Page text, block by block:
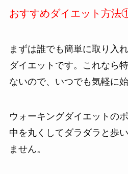
おすすめダイエット方法
まずは誰でも簡単に取り入
ダイエットです。これなら
ないので、いつでも気軽に
ウォーキングダイエットの
中を丸くしてダラダラと歩
ません。